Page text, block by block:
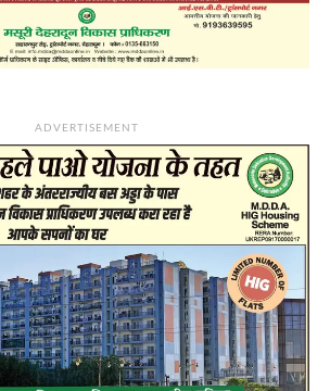
ADVERTISEMENT